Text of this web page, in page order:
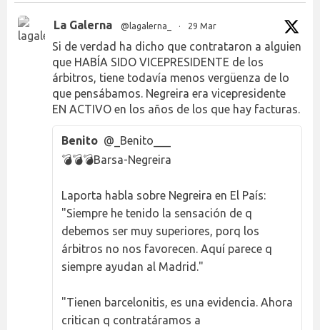
La Galerna @lagalerna_ · 29 Mar
Si de verdad ha dicho que contrataron a alguien
que HABÍA SIDO VICEPRESIDENTE de los
árbitros, tiene todavía menos vergüenza de lo
que pensábamos. Negreira era vicepresidente
EN ACTIVO en los años de los que hay facturas.
Benito @_Benito___
💣💣💣Barsa-Negreira
Laporta habla sobre Negreira en El País:
"Siempre he tenido la sensación de q
debemos ser muy superiores, porq los
árbitros no nos favorecen. Aquí parece q
siempre ayudan al Madrid."
"Tienen barcelonitis, es una evidencia. Ahora
critican q contratáramos a